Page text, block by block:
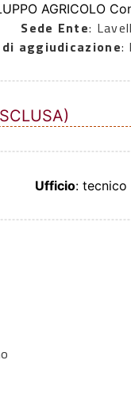
AGRICOLO
Sede Ente:
aggiudicazione:
Ufficio: tecnico